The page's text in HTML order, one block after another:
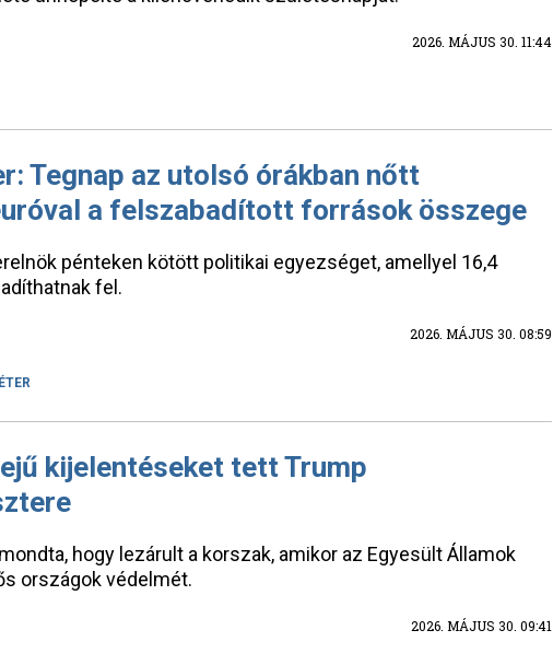
2026. MÁJUS 30. 11:44
Tegnap az utolsó órákban nőtt
a felszabadított források összege
pénteken kötött politikai egyezséget, amellyel 16,4
fel.
2026. MÁJUS 30. 08:59
kijelentéseket tett Trump
hogy lezárult a korszak, amikor az Egyesült Államok
országok védelmét.
2026. MÁJUS 30. 09:41